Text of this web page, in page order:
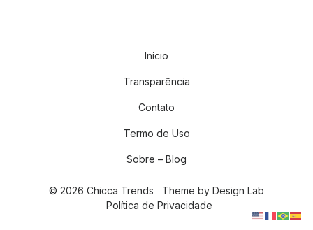
Início
Transparência
Contato
Termo de Uso
Sobre – Blog
© 2026 Chicca Trends Theme by Design Lab
Política de Privacidade